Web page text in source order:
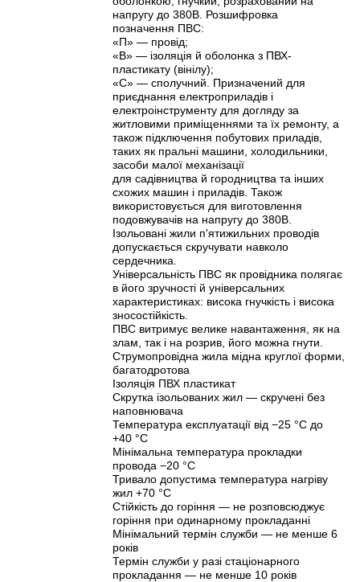
напругу до 380В. Розшифровка
позначення ПВС:
«П» — провід;
«В» — ізоляція й оболонка з ПВХ-
пластикату (вінілу);
«С» — сполучний. Призначений для
приєднання електроприладів і
електроінструменту для догляду за
житловими приміщеннями та їх ремонту, а
також підключення побутових приладів,
таких як пральні машини, холодильники,
засоби малої механізації
для садівництва й городництва та інших
схожих машин і приладів. Також
використовується для виготовлення
подовжувачів на напругу до 380В.
Ізольовані жили п'ятижильних проводів
допускається скручувати навколо
сердечника.
Універсальність ПВС як провідника полягає
в його зручності й універсальних
характеристиках: висока гнучкість і висока
зносостійкість.
ПВС витримує велике навантаження, як на
злам, так і на розрив, його можна гнути.
Струмопровідна жила мідна круглої форми,
багатодротова
Ізоляція ПВХ пластикат
Скрутка ізольованих жил — скручені без
наповнювача
Температура експлуатації від −25 °C до
+40 °C
Мінімальна температура прокладки
провода −20 °C
Тривало допустима температура нагріву
жил +70 °C
Стійкість до горіння — не розповсюджує
горіння при одинарному прокладанні
Мінімальний термін служби — не менше 6
років
Термін служби у разі стаціонарного
прокладання — не менше 10 років